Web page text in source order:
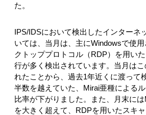
た。
IPS/IDSにおいて検出したインターネ
いては、当月は、主にWindowsで使
クトッププロトコル（RDP）を用い
行が多く検出されています。当月は
れたことから、過去1年近くに渡って
半数を越えていた、Mirai亜種による
比率が下がりました。また、月末に
を大きく超えて、RDPを用いたスキ